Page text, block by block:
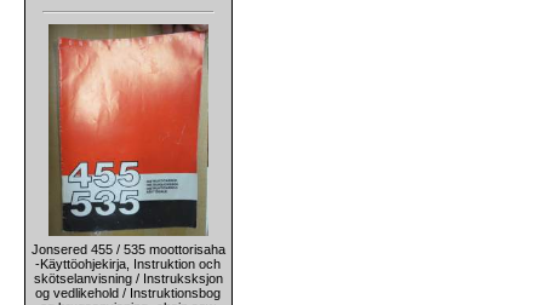
Jonsered 455 / 535 moottorisaha
-Käyttöohjekirja, Instruktion och
skötselanvisning / Instruksksjon
og vedlikehold / Instruktionsbog